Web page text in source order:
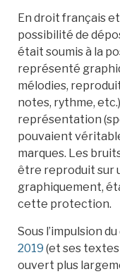
En droit français et
possibilité de
était soumis à la
représenté
mélodies,
notes, rythme,
représentation
pouvaient
marques. Les
être reproduit sur
graphiquement,
cette protection.
Sous l’impulsion
2019 (et ses
ouvert plus